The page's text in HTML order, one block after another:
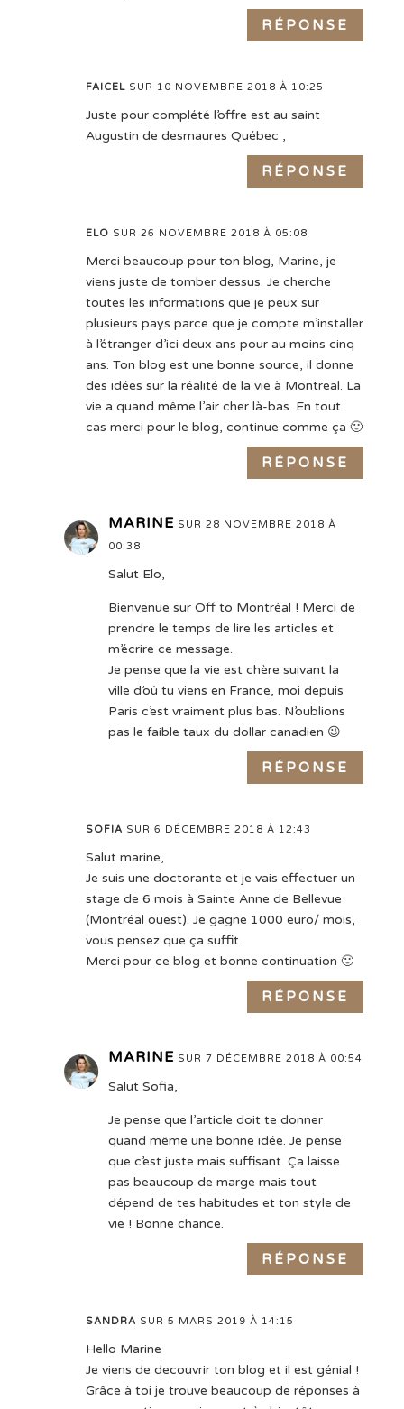
RÉPONSE
FAICEL SUR 10 NOVEMBRE 2018 À 10:25
Juste pour complété l’offre est au saint
Augustin de desmaures Québec ,
RÉPONSE
ELO SUR 26 NOVEMBRE 2018 À 05:08
Merci beaucoup pour ton blog, Marine, je
viens juste de tomber dessus. Je cherche
toutes les informations que je peux sur
plusieurs pays parce que je compte m’installer
à l’étranger d’ici deux ans pour au moins cinq
ans. Ton blog est une bonne source, il donne
des idées sur la réalité de la vie à Montreal. La
vie a quand même l’air cher là-bas. En tout
cas merci pour le blog, continue comme ça 🙂
RÉPONSE
MARINE SUR 28 NOVEMBRE 2018 À
00:38
Salut Elo,
Bienvenue sur Off to Montréal ! Merci de
prendre le temps de lire les articles et
m’écrire ce message.
Je pense que la vie est chère suivant la
ville d’où tu viens en France, moi depuis
Paris c’est vraiment plus bas. N’oublions
pas le faible taux du dollar canadien 😉
RÉPONSE
SOFIA SUR 6 DÉCEMBRE 2018 À 12:43
Salut marine,
Je suis une doctorante et je vais effectuer un
stage de 6 mois à Sainte Anne de Bellevue
(Montréal ouest). Je gagne 1000 euro/ mois,
vous pensez que ça suffit.
Merci pour ce blog et bonne continuation 🙂
RÉPONSE
MARINE SUR 7 DÉCEMBRE 2018 À 00:54
Salut Sofia,
Je pense que l’article doit te donner
quand même une bonne idée. Je pense
que c’est juste mais suffisant. Ça laisse
pas beaucoup de marge mais tout
dépend de tes habitudes et ton style de
vie ! Bonne chance.
RÉPONSE
SANDRA SUR 5 MARS 2019 À 14:15
Hello Marine
Je viens de decouvrir ton blog et il est génial !
Grâce à toi je trouve beaucoup de réponses à